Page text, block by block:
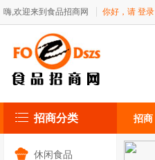
嗨,欢迎来到食品招商网 你好，请 登录
招商分类 招商
休闲食品